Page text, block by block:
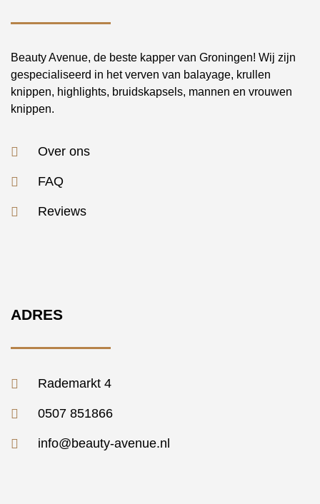
Beauty Avenue, de beste kapper van Groningen! Wij zijn
gespecialiseerd in het verven van balayage, krullen
knippen, highlights, bruidskapsels, mannen en vrouwen
knippen.
Over ons
FAQ
Reviews
ADRES
Rademarkt 4
0507 851866
info@beauty-avenue.nl